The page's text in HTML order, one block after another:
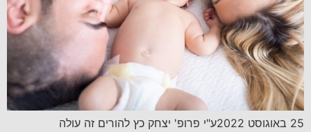
25 באוגוסט 2022ע"י פרופ' יצחק כץ להורים זה עולה